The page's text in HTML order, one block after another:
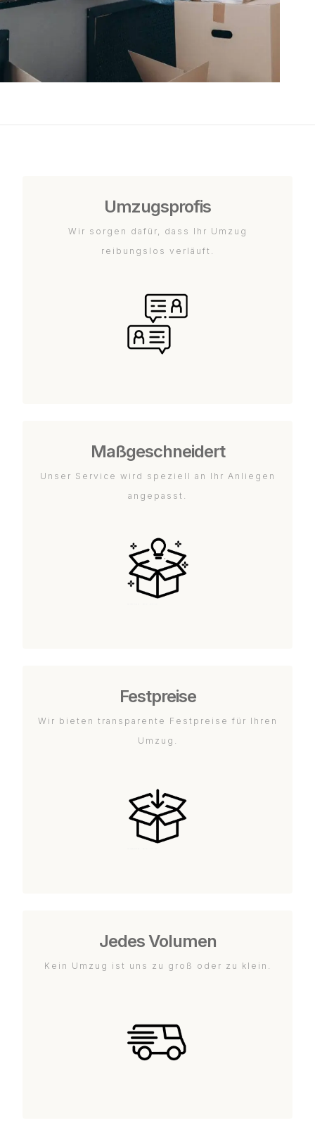
Umzugsprofis
Wir sorgen dafür, dass Ihr Umzug
reibungslos verläuft.
Maßgeschneidert
Unser Service wird speziell an Ihr Anliegen
angepasst.
Festpreise
Wir bieten transparente Festpreise für Ihren
Umzug.
Jedes Volumen
Kein Umzug ist uns zu groß oder zu klein.